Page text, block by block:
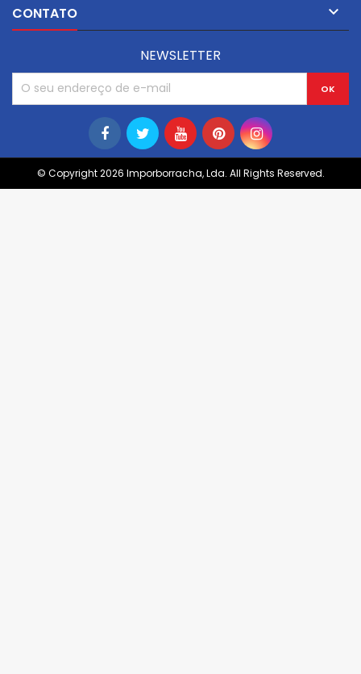
CONTATO 
NEWSLETTER
© Copyright 2026 Imporborracha, Lda. All Rights Reserved.